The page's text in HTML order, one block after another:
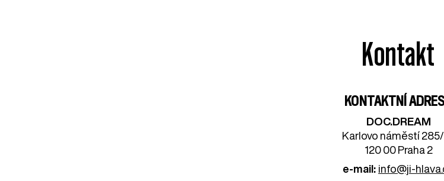
Kontakt
KONTAKTNÍ
DOC.DREAM​
Karlovo náměstí
120 00 Praha 2
e-mail: info@ji-